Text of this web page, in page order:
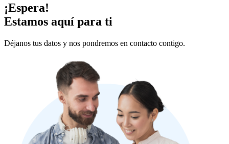
¡Espera!
Estamos aquí para ti
Déjanos tus datos y nos pondremos en contacto contigo.